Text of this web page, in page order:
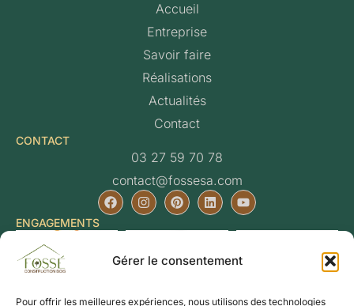
Gérer le consentement
Pour offrir les meilleures expériences, nous utilisons des technologies
Accueil
Entreprise
Savoir faire
Réalisations
Actualités
Contact
CONTACT
03 27 59 70 78
contact@fossesa.com
ENGAGEMENTS